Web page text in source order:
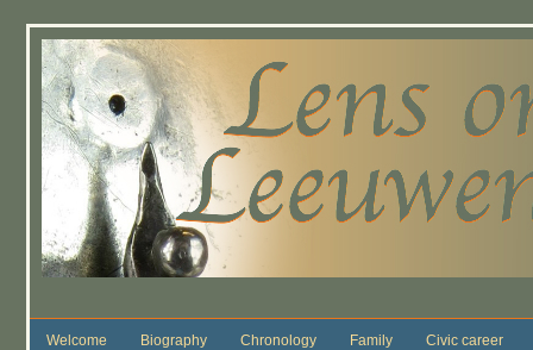
Welcome Biography Chronology Family Civic career